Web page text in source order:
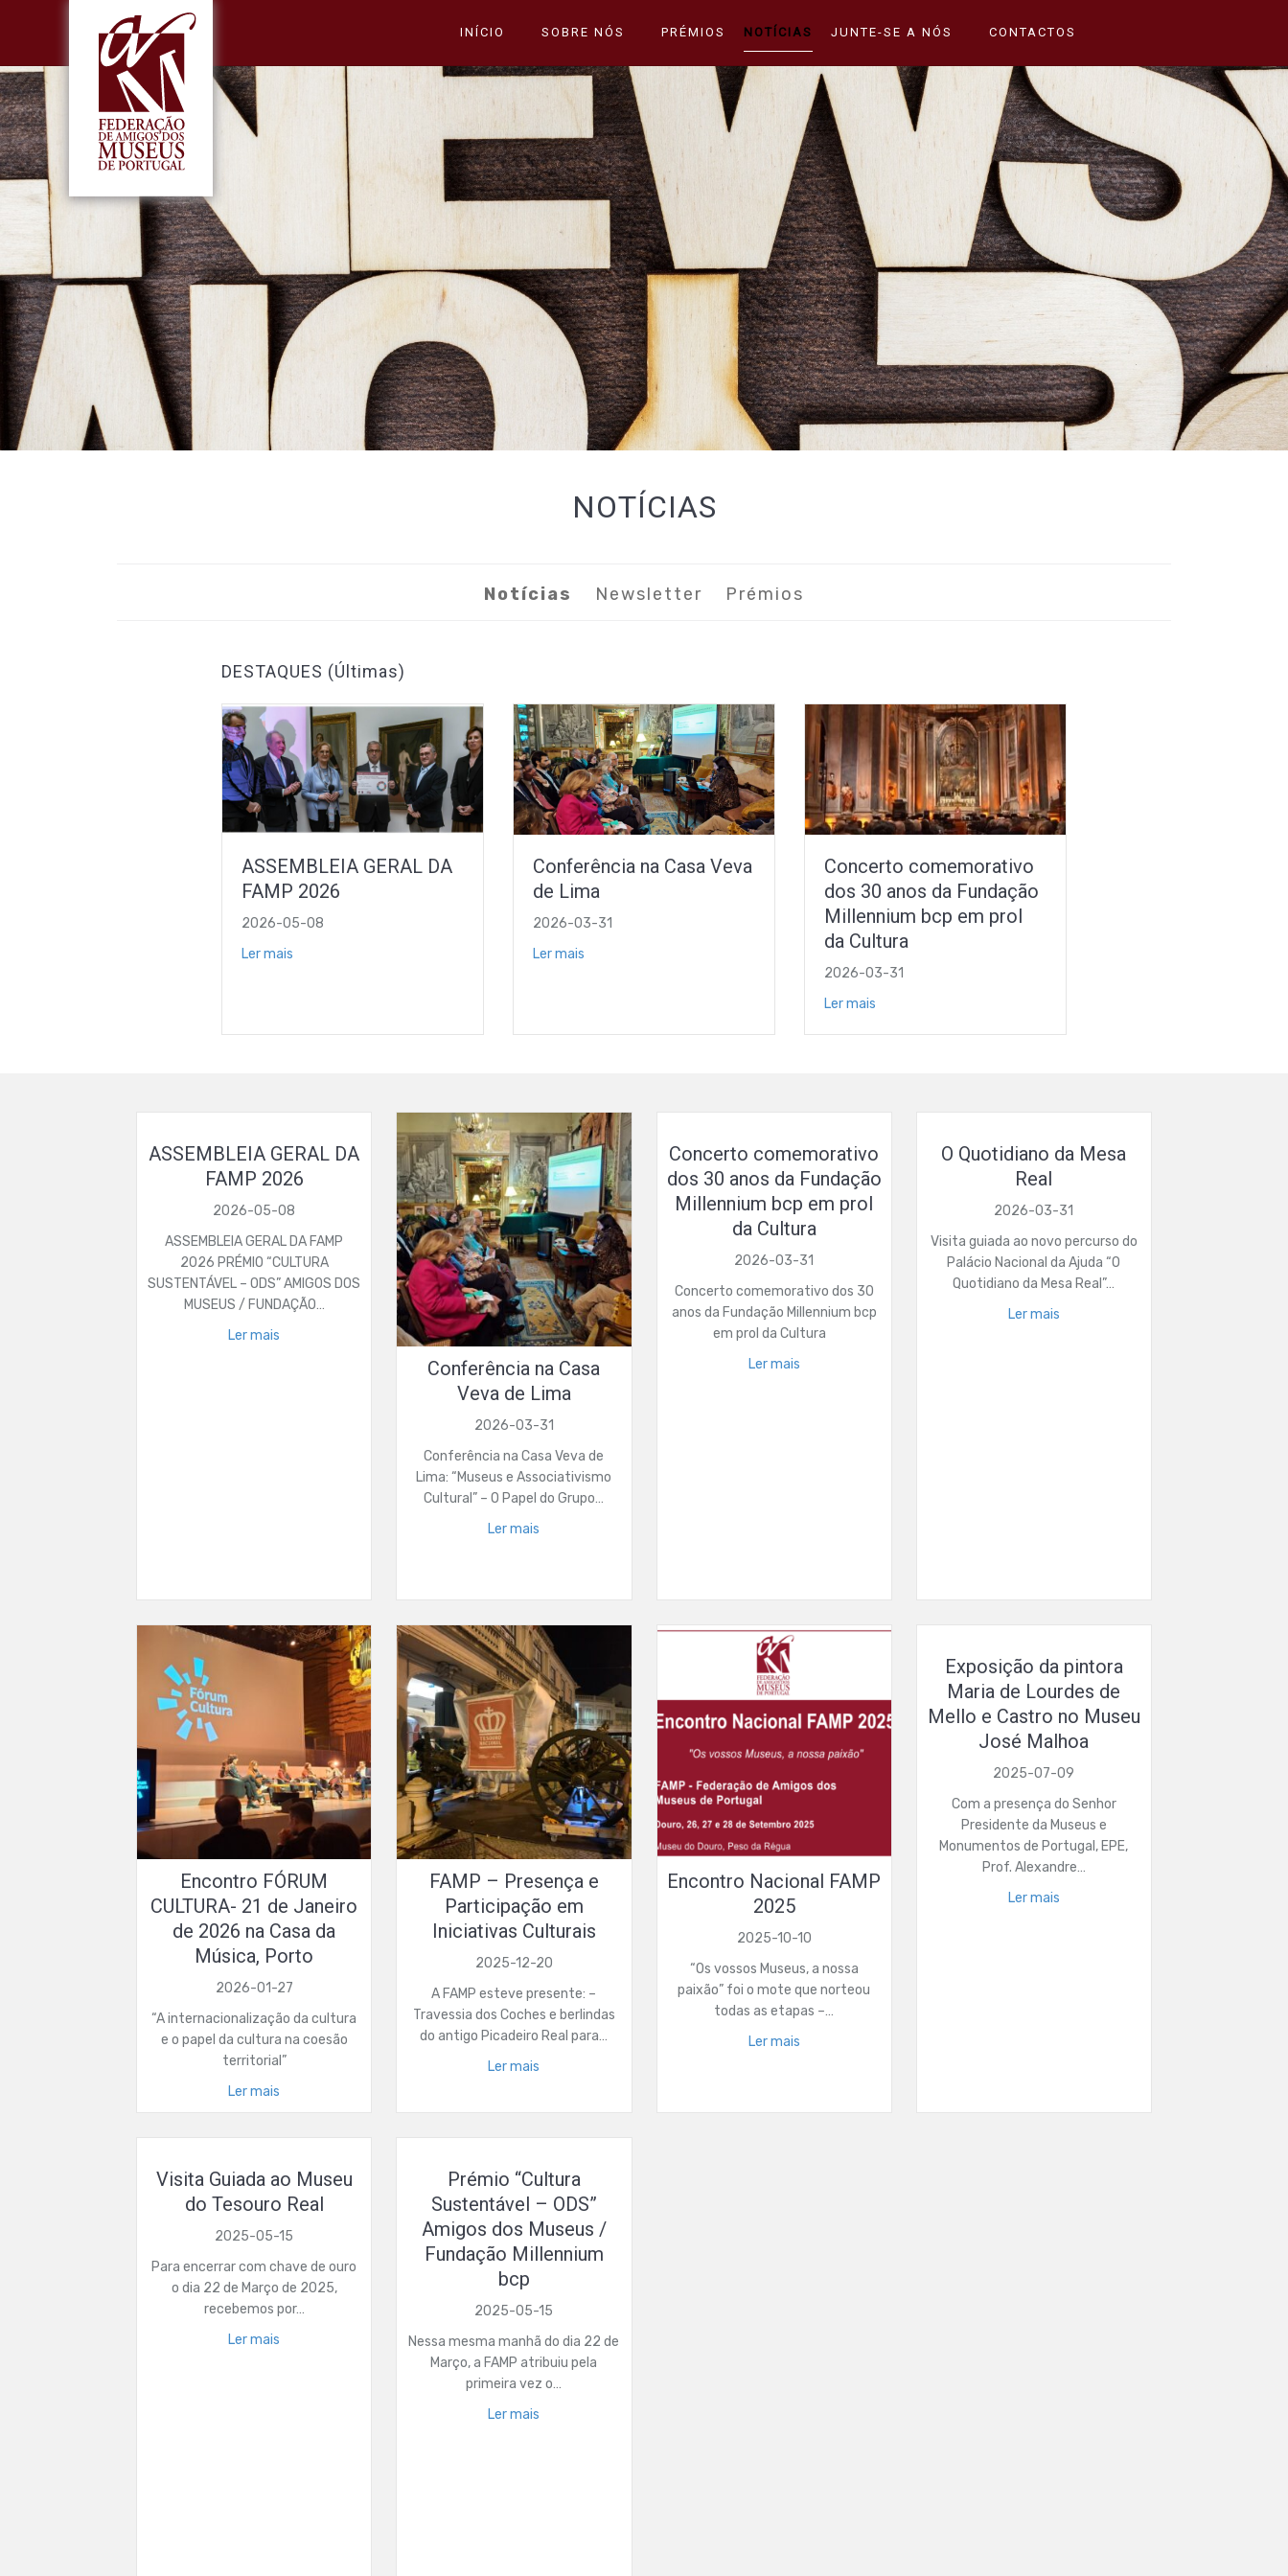
INÍCIO SOBRE NÓS PRÉMIOS NOTÍCIAS JUNTE-SE A NÓS CONTACTOS
NOTÍCIAS
Notícias Newsletter Prémios
DESTAQUES (Últimas)
ASSEMBLEIA GERAL DA
FAMP 2026
2026-05-08
Ler mais
Conferência na Casa Veva
de Lima
2026-03-31
Ler mais
Concerto comemorativo
dos 30 anos da Fundação
Millennium bcp em prol
da Cultura
2026-03-31
Ler mais
ASSEMBLEIA GERAL DA
FAMP 2026
2026-05-08
ASSEMBLEIA GERAL DA FAMP
2026 PRÉMIO “CULTURA
SUSTENTÁVEL – ODS” AMIGOS DOS
MUSEUS / FUNDAÇÃO…
Ler mais
Conferência na Casa
Veva de Lima
2026-03-31
Conferência na Casa Veva de
Lima: “Museus e Associativismo
Cultural” – O Papel do Grupo…
Ler mais
Concerto comemorativo
dos 30 anos da Fundação
Millennium bcp em prol
da Cultura
2026-03-31
Concerto comemorativo dos 30
anos da Fundação Millennium bcp
em prol da Cultura
Ler mais
O Quotidiano da Mesa
Real
2026-03-31
Visita guiada ao novo percurso do
Palácio Nacional da Ajuda “O
Quotidiano da Mesa Real”…
Ler mais
Encontro FÓRUM
CULTURA- 21 de Janeiro
de 2026 na Casa da
Música, Porto
2026-01-27
“A internacionalização da cultura
e o papel da cultura na coesão
territorial”
Ler mais
FAMP – Presença e
Participação em
Iniciativas Culturais
2025-12-20
A FAMP esteve presente: –
Travessia dos Coches e berlindas
do antigo Picadeiro Real para…
Ler mais
Encontro Nacional FAMP
2025
2025-10-10
“Os vossos Museus, a nossa
paixão” foi o mote que norteou
todas as etapas –…
Ler mais
Exposição da pintora
Maria de Lourdes de
Mello e Castro no Museu
José Malhoa
2025-07-09
Com a presença do Senhor
Presidente da Museus e
Monumentos de Portugal, EPE,
Prof. Alexandre…
Ler mais
Visita Guiada ao Museu
do Tesouro Real
2025-05-15
Para encerrar com chave de ouro
o dia 22 de Março de 2025,
recebemos por…
Ler mais
Prémio “Cultura
Sustentável – ODS”
Amigos dos Museus /
Fundação Millennium
bcp
2025-05-15
Nessa mesma manhã do dia 22 de
Março, a FAMP atribuiu pela
primeira vez o…
Ler mais